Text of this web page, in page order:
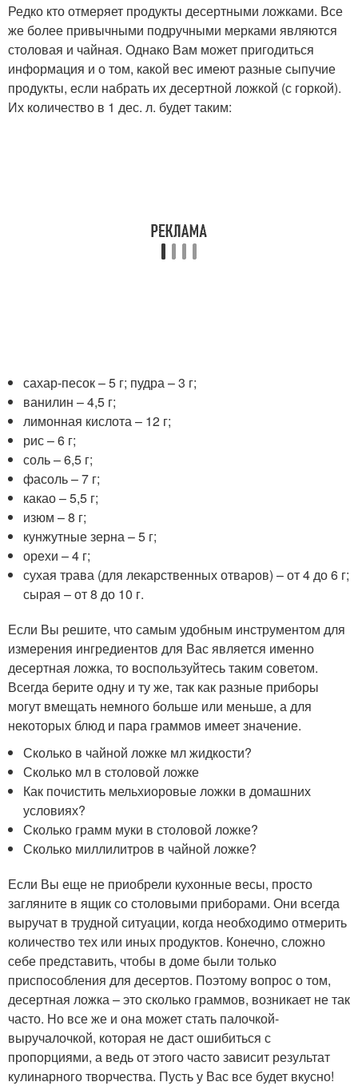
Редко кто отмеряет продукты десертными ложками. Все
же более привычными подручными мерками являются
столовая и чайная. Однако Вам может пригодиться
информация и о том, какой вес имеют разные сыпучие
продукты, если набрать их десертной ложкой (с горкой).
Их количество в 1 дес. л. будет таким:
сахар-песок – 5 г; пудра – 3 г;
ванилин – 4,5 г;
лимонная кислота – 12 г;
рис – 6 г;
соль – 6,5 г;
фасоль – 7 г;
какао – 5,5 г;
изюм – 8 г;
кунжутные зерна – 5 г;
орехи – 4 г;
сухая трава (для лекарственных отваров) – от 4 до 6 г;
сырая – от 8 до 10 г.
Если Вы решите, что самым удобным инструментом для
измерения ингредиентов для Вас является именно
десертная ложка, то воспользуйтесь таким советом.
Всегда берите одну и ту же, так как разные приборы
могут вмещать немного больше или меньше, а для
некоторых блюд и пара граммов имеет значение.
Сколько в чайной ложке мл жидкости?
Сколько мл в столовой ложке
Как почистить мельхиоровые ложки в домашних
условиях?
Сколько грамм муки в столовой ложке?
Сколько миллилитров в чайной ложке?
Если Вы еще не приобрели кухонные весы, просто
загляните в ящик со столовыми приборами. Они всегда
выручат в трудной ситуации, когда необходимо отмерить
количество тех или иных продуктов. Конечно, сложно
себе представить, чтобы в доме были только
приспособления для десертов. Поэтому вопрос о том,
десертная ложка – это сколько граммов, возникает не так
часто. Но все же и она может стать палочкой-
выручалочкой, которая не даст ошибиться с
пропорциями, а ведь от этого часто зависит результат
кулинарного творчества. Пусть у Вас все будет вкусно!